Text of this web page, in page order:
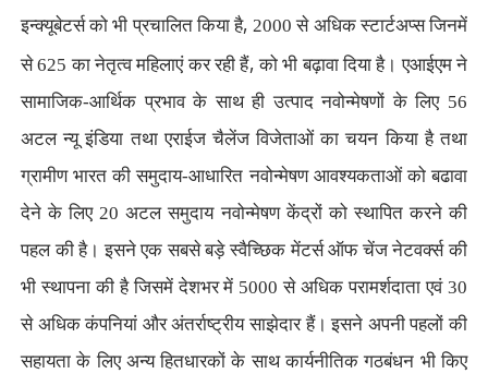
इन्क्यूबेटर्स को भी प्रचालित किया है,2000 से अधिक स्टार्टअप्स जिनमें
से 625 का नेतृत्व महिलाएं कर रही हैं,को भी बढ़ावा दिया है। एआईएम ने
सामाजिक-आर्थिक प्रभाव के साथ ही उत्पाद नवोन्मेषणों के लिए 56
अटल न्यू इंडिया तथा एराईज चैलेंज विजेताओं का चयन किया है तथा
ग्रामीण भारत की समुदाय-आधारित नवोन्मेषण आवश्यकताओं को बढावा
देने के लिए 20 अटल समुदाय नवोन्मेषण केंद्रों को स्थापित करने की
पहल की है। इसने एक सबसे बड़े स्वैच्छिक मेंटर्स ऑफ चेंज नेटवर्क्स की
भी स्थापना की है जिसमें देशभर में 5000 से अधिक परामर्शदाता एवं 30
से अधिक कंपनियां और अंतर्राष्ट्रीय साझेदार हैं। इसने अपनी पहलों की
सहायता के लिए अन्य हितधारकों के साथ कार्यनीतिक गठबंधन भी किए